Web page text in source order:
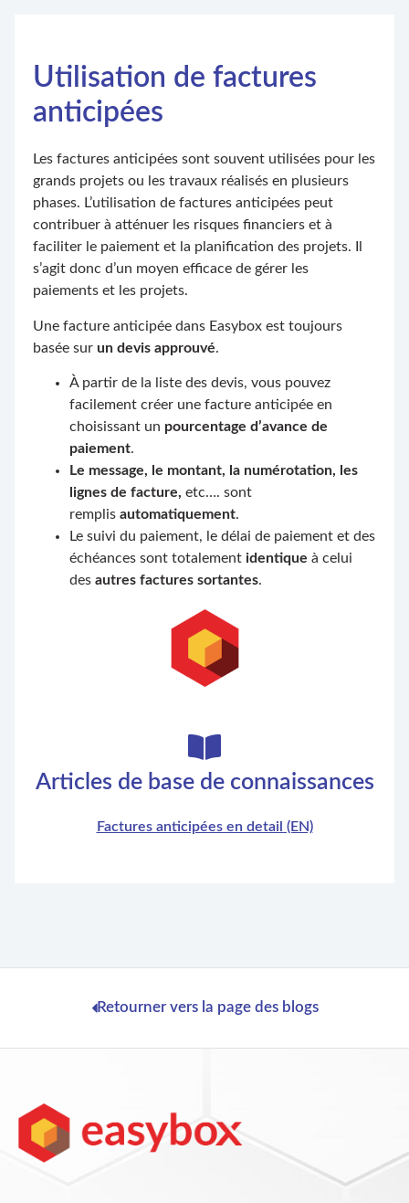
Utilisation de factures
anticipées
Les factures anticipées sont souvent utilisées pour les
grands projets ou les travaux réalisés en plusieurs
phases. L’utilisation de factures anticipées peut
contribuer à atténuer les risques financiers et à
faciliter le paiement et la planification des projets. Il
s’agit donc d’un moyen efficace de gérer les
paiements et les projets.
Une facture anticipée dans Easybox est toujours
basée sur un devis approuvé.
À partir de la liste des devis, vous pouvez
facilement créer une facture anticipée en
choisissant un pourcentage d’avance de
paiement.
Le message, le montant, la numérotation, les
lignes de facture, etc…. sont
remplis automatiquement.
Le suivi du paiement, le délai de paiement et des
échéances sont totalement identique à celui
des autres factures sortantes.
Articles de base de connaissances
Factures anticipées en detail (EN)
Retourner vers la page des blogs